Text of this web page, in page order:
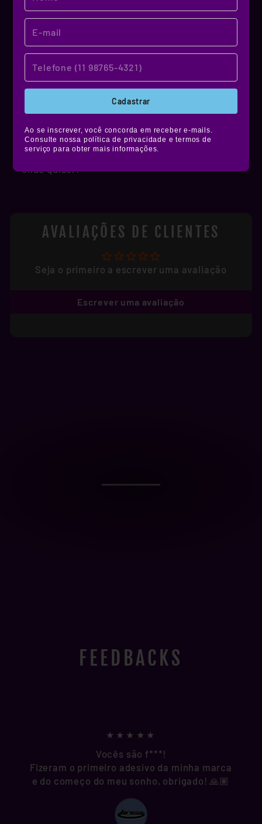
Cadastrar
Ao se inscrever, você concorda em receber e-mails.
Consulte nossa política de privacidade e termos de
serviço para obter mais informações.
MATERIAL DE QUALIDADE!
NOSSO MATERIAL
Produzidos em vinil premium, nossos stickers
têm alta durabilidade, são resistentes à água,
não desbotam e ainda contam com película de
proteção fosca, brilhante ou holográfica.
Muito mais estilo e resistência pra você colar
onde quiser!
AVALIAÇÕES DE CLIENTES
Seja o primeiro a escrever uma avaliação
Escrever uma avaliação
FEEDBACKS
★★★★★
Vocês são f***!
Fizeram o primeiro adesivo da minha marca
e do começo do meu sonho, obrigado! 🙏🏽